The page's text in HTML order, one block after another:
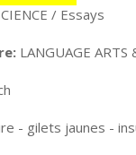
/ Essays
LANGUAGE
- gilets jaunes -